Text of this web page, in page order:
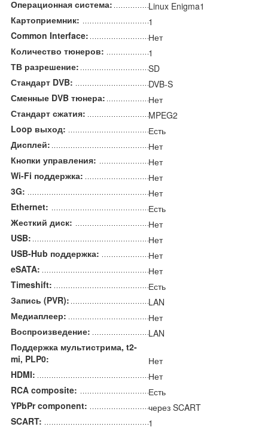
Операционная система:
Linux Enigma1
Картоприемник:
1
Common Interface:
Нет
Количество тюнеров:
1
ТВ разрешение:
SD
Стандарт DVB:
DVB-S
Сменные DVB тюнера:
Нет
Стандарт сжатия:
MPEG2
Loop выход:
Есть
Дисплей:
Нет
Кнопки управления:
Нет
Wi-Fi поддержка:
Нет
3G:
Нет
Ethernet:
Есть
Жесткий диск:
Нет
USB:
Нет
USB-Hub поддержка:
Нет
eSATA:
Нет
Timeshift:
Есть
Запись (PVR):
LAN
Медиаплеер:
Нет
Воспроизведение:
LAN
Поддержка мультистрима, t2-
mi, PLP0:
Нет
HDMI:
Нет
RCA composite:
Есть
YPbPr component:
через SCART
SCART:
1